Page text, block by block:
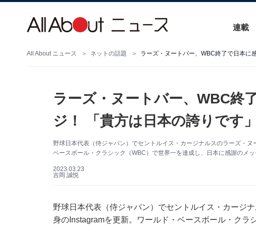
連載
All About ニュース ネットの話題
ラーズ・ヌートバー、WBC終
ジ！ 「貴方は日本の誇りです
野球日本代表（侍ジャパン）でセントルイス・カージナルスのラーズ・
ベースボール・クラシック（WBC）で世界一を達成し、日本に感謝のメッ
2023.03.23
吉岡 誠悦
野球日本代表（侍ジャパン）でセントルイス・カージ
身のInstagramを更新。ワールド・ベースボール・クラ